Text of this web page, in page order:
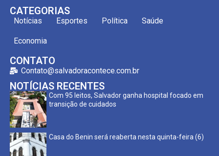
CATEGORIAS
Notícias Esportes Política Saúde
Economia
CONTATO
Contato@salvadoracontece.com.br
NOTÍCIAS RECENTES
Com 95 leitos, Salvador ganha hospital focado em
transição de cuidados
Casa do Benin será reaberta nesta quinta-feira (6)